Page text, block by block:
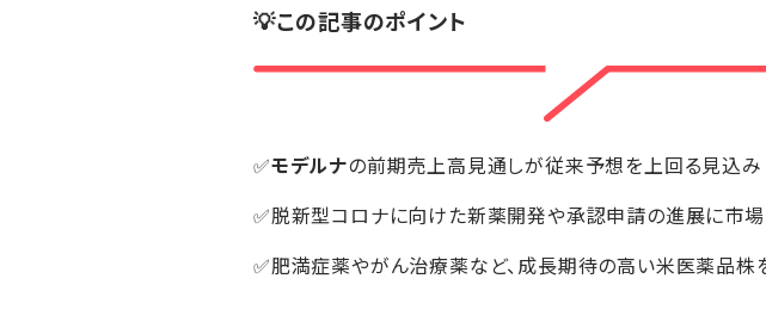
💡この記事のポイント
✅モデルナの前期売上高見通しが従来予想を上回る見込み
✅脱新型コロナに向けた新薬開発や承認申請の進展に市
✅肥満症薬やがん治療薬など、成長期待の高い米医薬品株